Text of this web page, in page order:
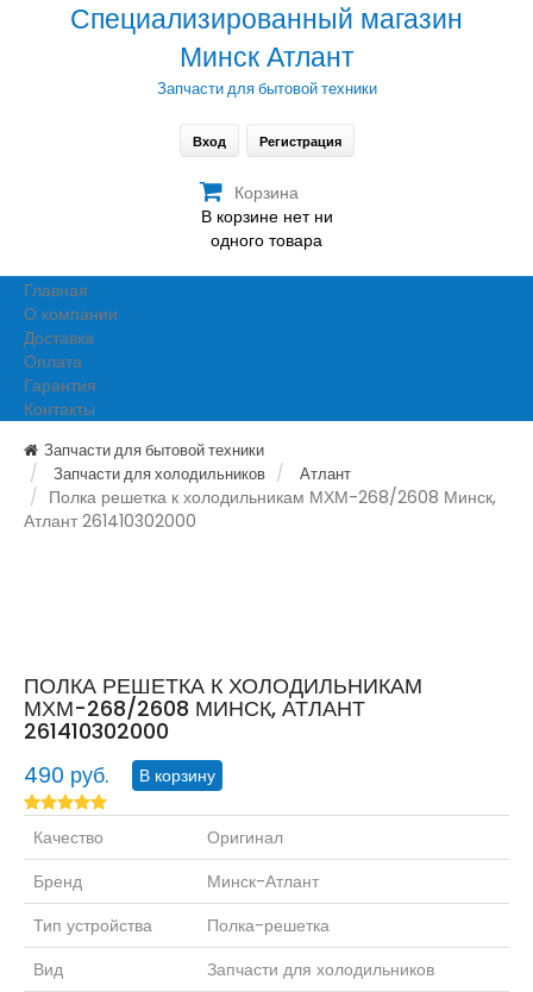
Специализированный магазин
Минск Атлант
Запчасти для бытовой техники
Вход Регистрация
Корзина
В корзине нет ни
одного товара
Главная
О компании
Доставка
Оплата
Гарантия
Контакты
Запчасти для бытовой техники
Запчасти для холодильников
Атлант
Полка решетка к холодильникам МХМ-268/2608 Минск,
Атлант 261410302000
ПОЛКА РЕШЕТКА К ХОЛОДИЛЬНИКАМ
МХМ-268/2608 МИНСК, АТЛАНТ
261410302000
490 руб.
Качество
Оригинал
Бренд
Минск-Атлант
Тип устройства
Полка-решетка
Вид
Запчасти для холодильников